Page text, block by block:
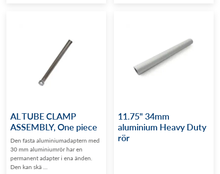
AL TUBE CLAMP
ASSEMBLY, One piece
Den fasta aluminiumadaptern med
30 mm aluminiumrör har en
permanent adapter i ena änden.
Den kan skä ...
11.75" 34mm
aluminium Heavy Duty
rör